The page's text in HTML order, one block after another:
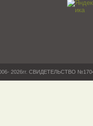
2026гг. СВИДЕТЕЛЬСТВО